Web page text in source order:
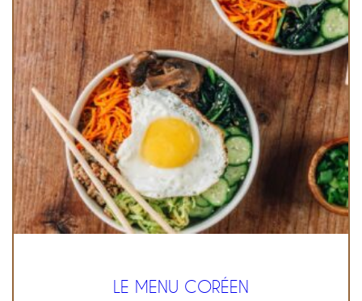
LE MENU CORÉEN